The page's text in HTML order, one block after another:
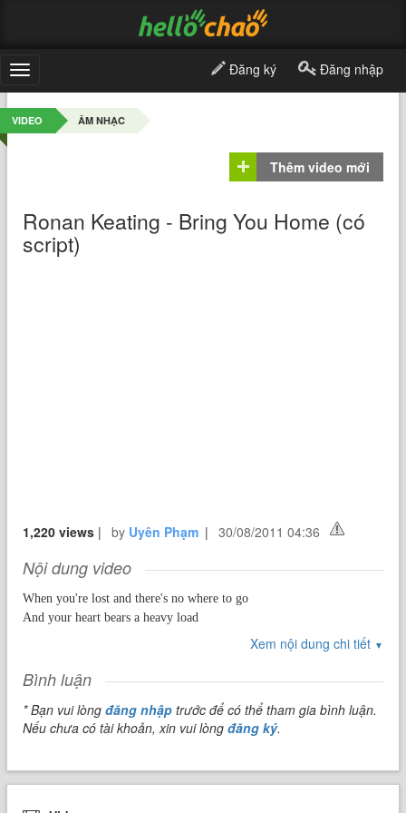
Toggle
navigation
Đăng ký Đăng nhập
VIDEO ÂM NHẠC
Thêm video mới
Ronan Keating - Bring You Home (có
script)
1,220 views | by Uyên Phạm | 30/08/2011 04:36
Nội dung video
When you're lost and there's no where to go
And your heart bears a heavy load
You took a chance
You crossed the thin red line
Don't believe you'll ever lose it all
'Cos I am always here to bring you home
Xem nội dung chi tiết ▼
Bình luận
* Bạn vui lòngđăng nhập trước để có thể tham gia bình luận.
Nếu chưa có tài khoản, xin vui lòngđăng ký.